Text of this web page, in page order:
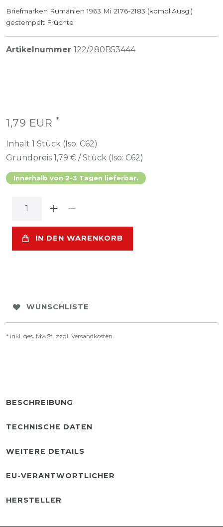
Briefmarken Rumänien 1963 Mi 2176-2183 (kompl.Ausg.)
gestempelt Früchte
Artikelnummer 122/280B53444
1,79 EUR *
Inhalt 1 Stück (Iso: C62)
Grundpreis 1,79 € / Stück (Iso: C62)
Innerhalb von 2-3 Tagen lieferbar.
IN DEN WARENKORB
WUNSCHLISTE
* inkl. ges. MwSt. zzgl. Versandkosten
BESCHREIBUNG
TECHNISCHE DATEN
WEITERE DETAILS
EU-VERANTWORTLICHER
HERSTELLER